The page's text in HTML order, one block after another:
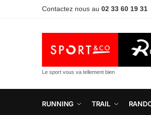
Contactez nous au 02 33 60 19 31
Le sport vous va tellement bien
RUNNING TRAIL